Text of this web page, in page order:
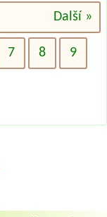
Další »
7 8 9